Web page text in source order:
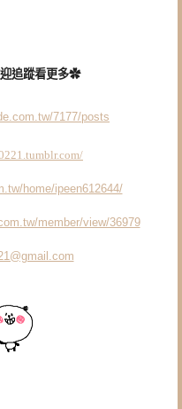
追蹤看更多✿
7177/posts
home/ipeen612644/
member/view/36979